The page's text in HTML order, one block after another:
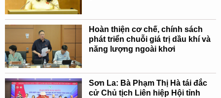
Hoàn thiện cơ chế, chính sách
phát triển chuỗi giá trị dầu khí và
năng lượng ngoài khơi
Sơn La: Bà Phạm Thị Hà tái đắc
cử Chủ tịch Liên hiệp Hội tỉnh